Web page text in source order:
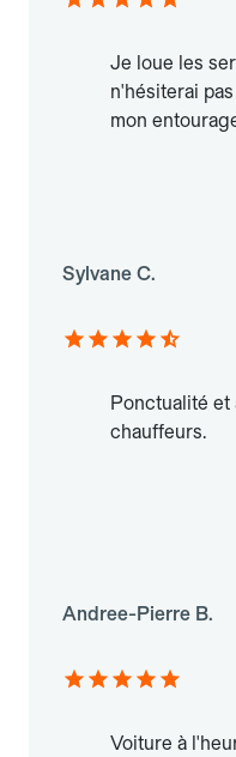
Je loue les
n'hésiterai
mon
Sylvane C.
Ponctualité et
chauffeurs.
Andree-Pierre B.
Voiture à